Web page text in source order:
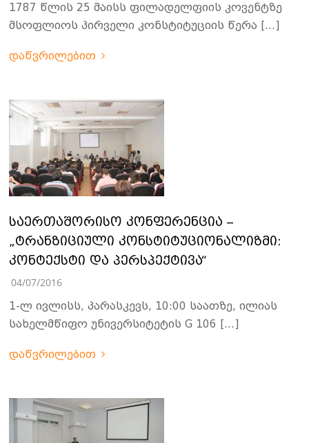
1787 წლის 25 მაისს ფილადელფიის კოვენტზე
მსოფლიოს პირველი კონსტიტუციის წერა […]
დაწვრილებით
საერთაშორისო კონფერენცია –
„ტრანზიციული კონსტიტუციონალიზმი:
კონტექსტი და პერსპექტივა“
04/07/2016
1-ლ ივლისს, პარასკევს, 10:00 საათზე, ილიას
სახელმწიფო უნივერსიტეტის G 106 […]
დაწვრილებით